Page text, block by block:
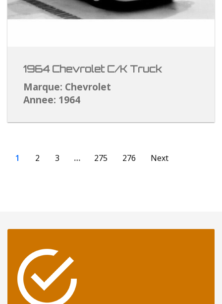
1964 Chevrolet C/K Truck
Marque: Chevrolet
Annee: 1964
1 2 3 … 275 276 Next